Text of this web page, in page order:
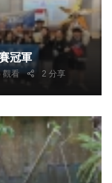
冠軍
觀看 2 分享